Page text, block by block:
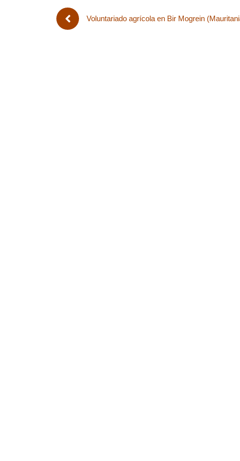
Voluntariado agrícola en Bir Mogrein